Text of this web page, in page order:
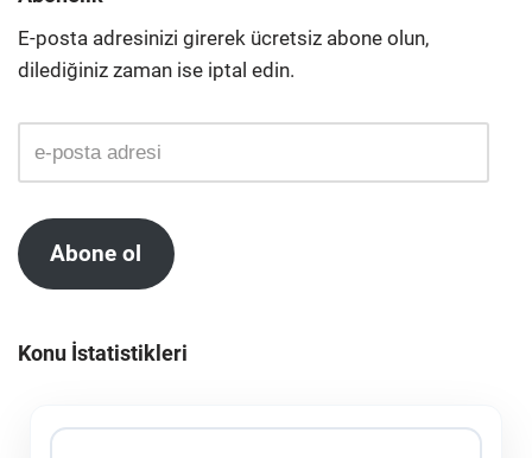
E-posta adresinizi girerek ücretsiz abone olun,
dilediğiniz zaman ise iptal edin.
Abone ol
Konu İstatistikleri